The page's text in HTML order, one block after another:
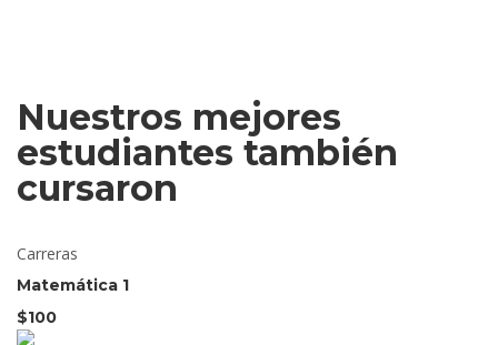
Nuestros mejores
estudiantes también
cursaron
Carreras
Matemática 1
$100